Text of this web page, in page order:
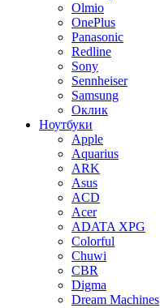
Olmio
OnePlus
Panasonic
Redline
Sony
Sennheiser
Samsung
Оклик
Ноутбуки
Apple
Aquarius
ARK
Asus
ACD
Acer
ADATA XPG
Colorful
Chuwi
CBR
Digma
Dream Machines